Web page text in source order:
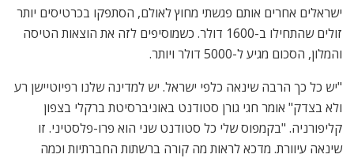
ישראלים אחרים אותם פגשתי מחוץ לאולם, הסתפקו בכרטיסים יותר
זולים שהתחילו ב-1600 דולר. כשמוסיפים לזה את הוצאות הטיסה
והמלון, הסכום מגיע ל-5000 דולר ויותר.
"יש כל כך הרבה שינאה כלפי ישראל. יש למדינה שלנו רפיוטיישן רע
ולא בצדק" אומר חגי גורן סטודנט באוניברסיטת ברקלי בצפון
קליפורניה. "בקמפוס שלי כל סטודנט שני הוא פרו-פלסטיני. זו
שינאה עיוורת. מדכא לראות מה קורה ברשתות החברתיות וכמה